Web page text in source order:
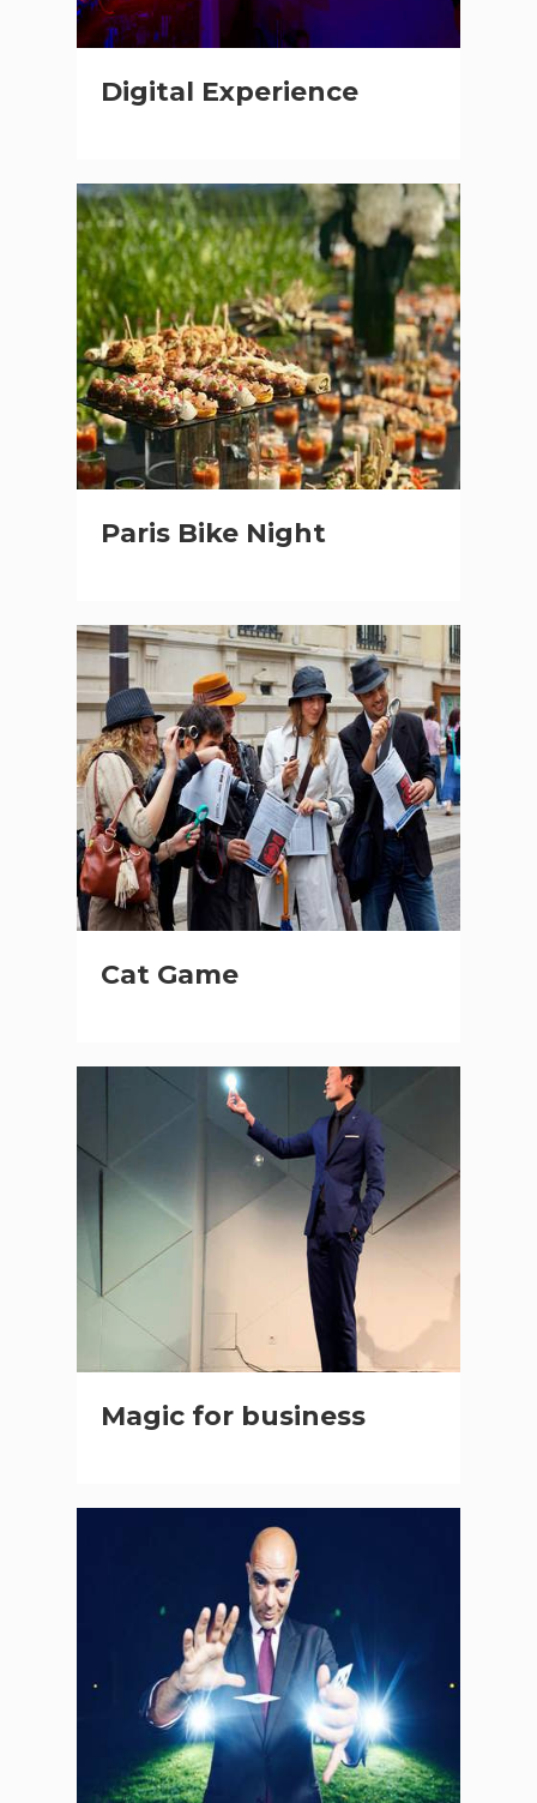
Digital Experience
Paris Bike Night
Cat Game
Magic for business